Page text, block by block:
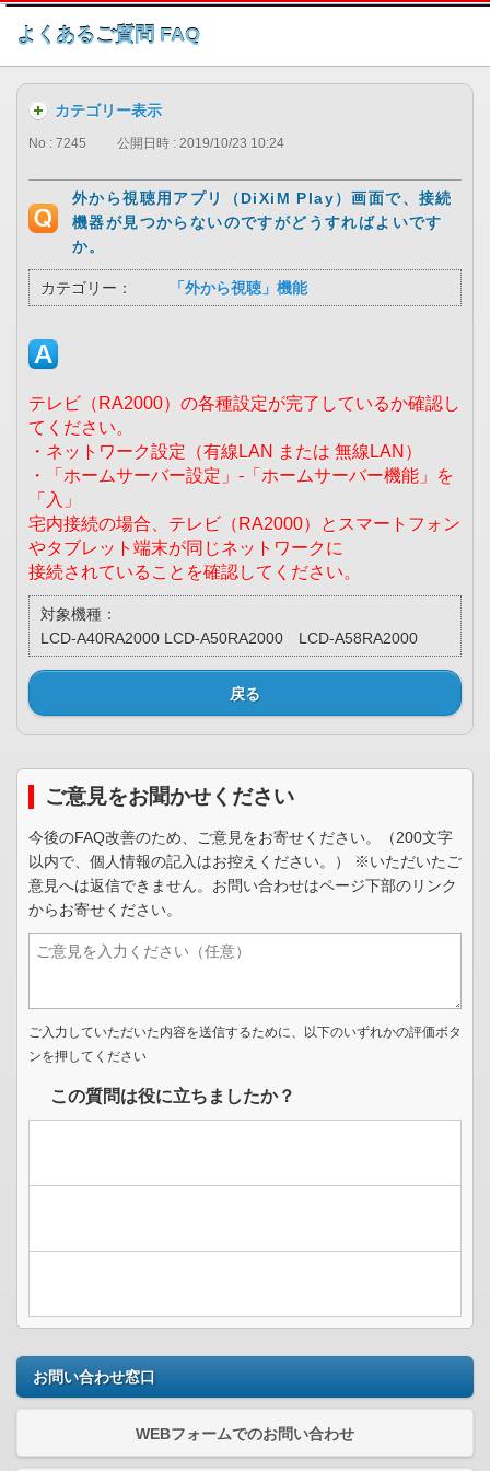
このページの本文へ
よくあるご質問 FAQ
カテゴリー表示
No : 7245 公開日時 : 2019/10/23 10:24
外から視聴用アプリ（DiXiM Play）画面で、接続
機器が見つからないのですがどうすればよいです
か。
カテゴリー： 「外から視聴」機能
テレビ（RA2000）の各種設定が完了しているか確認し
てください。
・ネットワーク設定（有線LAN または 無線LAN）
・「ホームサーバー設定」-「ホームサーバー機能」を
「入」
宅内接続の場合、テレビ（RA2000）とスマートフォン
やタブレット端末が同じネットワークに
接続されていることを確認してください。
対象機種：
LCD-A40RA2000 LCD-A50RA2000 LCD-A58RA2000
戻る
ご意見をお聞かせください
今後のFAQ改善のため、ご意見をお寄せください。（200文字
以内で、個人情報の記入はお控えください。） ※いただいたご
意見へは返信できません。お問い合わせはページ下部のリンク
からお寄せください。
ご入力していただいた内容を送信するために、以下のいずれかの評価ボタ
ンを押してください
この質問は役に立ちましたか？
お問い合わせ窓口
WEBフォームでのお問い合わせ